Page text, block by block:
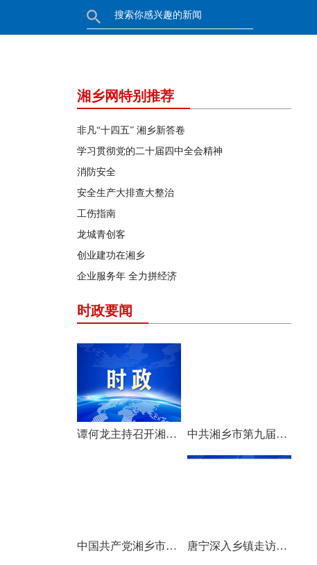
湘乡网特别推荐
非凡“十四五” 湘乡新答卷
学习贯彻党的二十届四中全会精神
消防安全
安全生产大排查大整治
工伤指南
龙城青创客
创业建功在湘乡
企业服务年 全力拼经济
时政要闻
谭何龙主持召开湘乡市第九届市委常委会（扩大）会议 中共湘乡市第九届委员会举行第一次全体会议 选举产生新一届市委常委班子
中国共产党湘乡市第九次代表大会胜利闭幕 唐宁深入乡镇走访调研